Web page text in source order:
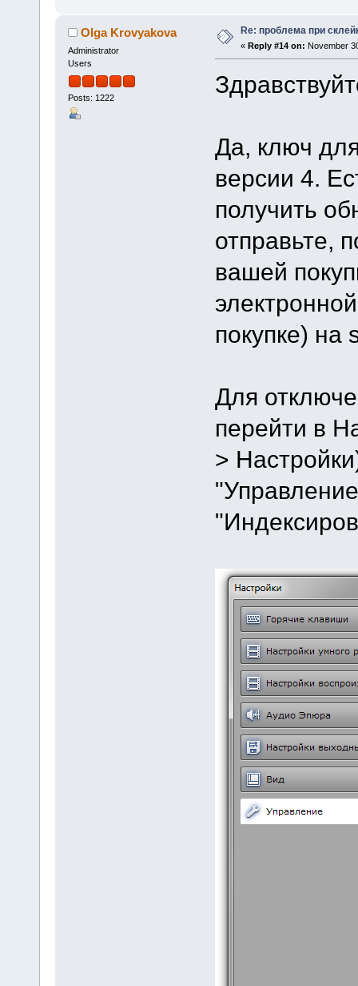
Olga Krovyakova
Administrator
Users
Posts: 1222
Re: проблема при
« Reply #14 on: November
Да, ключ
версии 4.
получить
отправьте,
вашей
покупке) на
Для
перейти в
>